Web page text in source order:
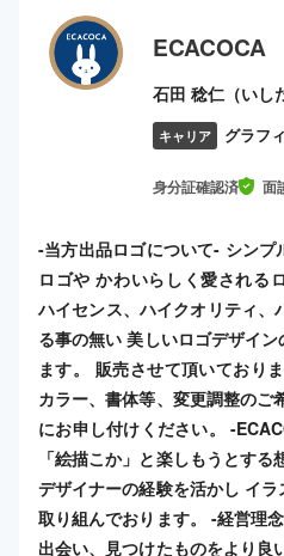
ECACOCA
石田 稔仁（いし
キャリア グラフ
身分証確認済 面
-当方出品ロゴについて- シンプ
ロゴや かわいらしく愛される
ハイセンス、ハイクオリティ、
る事の無い 美しいロゴデザイ
ます。 販売させて頂いており
カラー、書体等、変更調整のご
にお申し付けください。 -
「絵描こか」と楽しもうとす
デザイナーの経験を活かし イ
取り組んでおります。 -経営理
出会い、見つけたものをより良